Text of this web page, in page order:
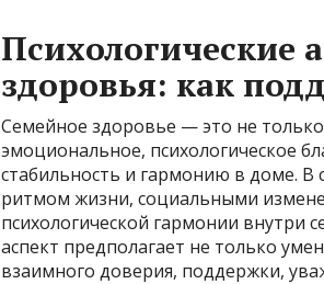
Психологические
здоровья: как
Семейное здоровье — это не
эмоциональное, психологическое
стабильность и гармонию в доме.
ритмом жизни, социальными
психологической гармонии внутри
аспект предполагает не только
взаимного доверия, поддержки,